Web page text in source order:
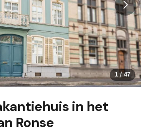
1 / 47
in het
Ronse